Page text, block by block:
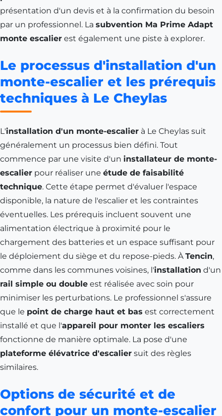
présentation d'un devis et à la confirmation du besoin
par un professionnel. La subvention Ma Prime Adapt
monte escalier est également une piste à explorer.
Le processus d'installation d'un
monte-escalier et les prérequis
techniques à Le Cheylas
L'installation d'un monte-escalier à Le Cheylas suit
généralement un processus bien défini. Tout
commence par une visite d'un installateur de monte-
escalier pour réaliser une étude de faisabilité
technique. Cette étape permet d'évaluer l'espace
disponible, la nature de l'escalier et les contraintes
éventuelles. Les prérequis incluent souvent une
alimentation électrique à proximité pour le
chargement des batteries et un espace suffisant pour
le déploiement du siège et du repose-pieds. ÀTencin,
comme dans les communes voisines, l'installation d'un
rail simple ou double est réalisée avec soin pour
minimiser les perturbations. Le professionnel s'assure
que le point de charge haut et bas est correctement
installé et que l'appareil pour monter les escaliers
fonctionne de manière optimale. La pose d'une
plateforme élévatrice d'escalier suit des règles
similaires.
Options de sécurité et de
confort pour un monte-escalier